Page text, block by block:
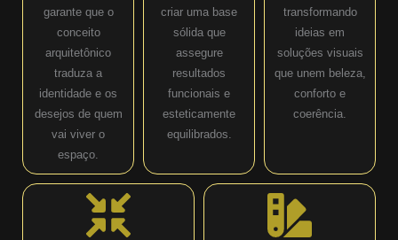
garante que o
conceito
arquitetônico
traduza a
identidade e os
desejos de quem
vai viver o
espaço.
criar uma base
sólida que
assegure
resultados
funcionais e
esteticamente
equilibrados.
transformando
ideias em
soluções visuais
que unem beleza,
conforto e
coerência.